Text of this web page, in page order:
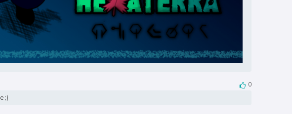
0
;)